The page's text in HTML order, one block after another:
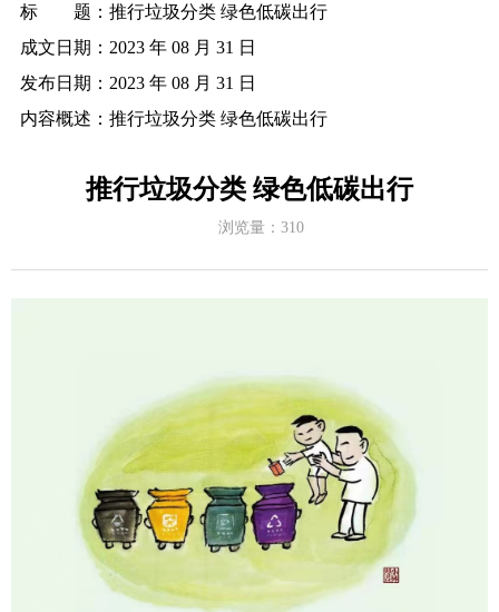
标 题： 推行垃圾分类 绿色低碳出行
成文日期： 2023 年 08 月 31 日
发布日期： 2023 年 08 月 31 日
内容概述： 推行垃圾分类 绿色低碳出行
推行垃圾分类 绿色低碳出行
浏览量： 310